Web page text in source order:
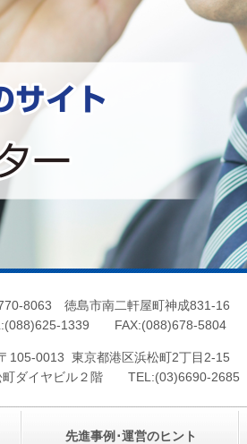
8063 徳島市南二軒屋町神成831-16
1339 FAX:(088)678-5804
105-0013 東京都港区浜松町2丁目2-15
ダイヤビル２階 TEL:(03)6690-2685
先進事例･運営のヒント